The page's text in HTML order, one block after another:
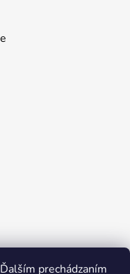
prechádzaním
nástrojmi